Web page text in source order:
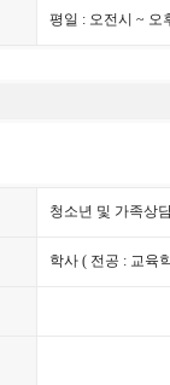
평일 : 오전시 ~ 오
청소년 및 가족상
학사 ( 전공 : 교육